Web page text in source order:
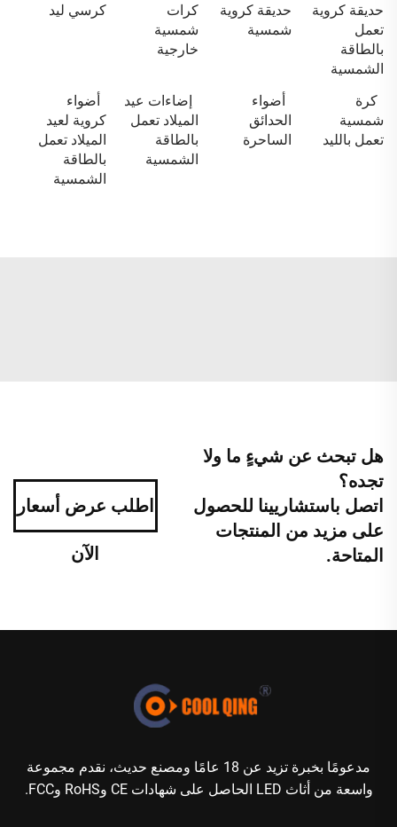
حديقة كروية
تعمل
بالطاقة
الشمسية
حديقة كروية
شمسية
كرات
شمسية
خارجية
كرسي ليد
كرة
شمسية
تعمل بالليد
أضواء
الحدائق
الساحرة
إضاءات عيد
الميلاد تعمل
بالطاقة
الشمسية
أضواء
كروية لعيد
الميلاد تعمل
بالطاقة
الشمسية
هل تبحث عن شيءٍ ما ولا
تجده؟
اتصل باستشاريينا للحصول
على مزيد من المنتجات
المتاحة.
اطلب عرض أسعار
الآن
مدعومًا بخبرة تزيد عن 18 عامًا ومصنع حديث، نقدم مجموعة
واسعة من أثاث LED الحاصل على شهادات CE وRoHS وFCC.